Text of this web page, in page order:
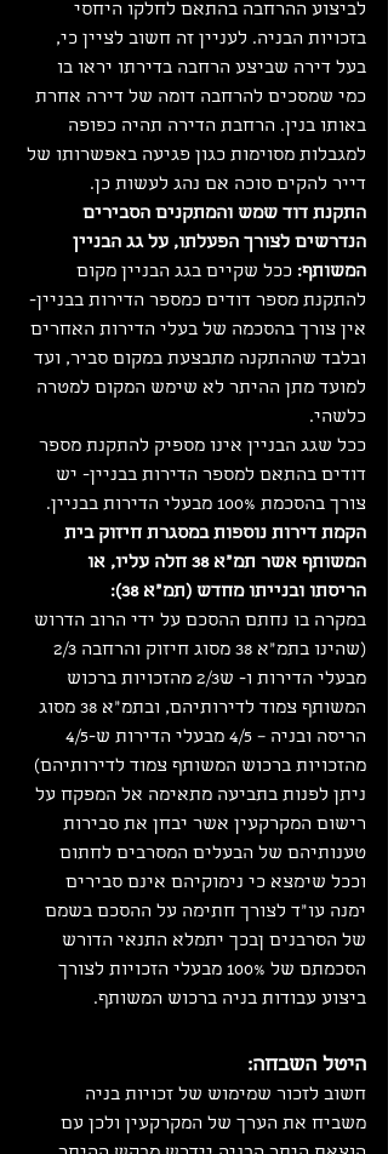
לביצוע ההרחבה בהתאם לחלקו היחסי
בזכויות הבניה. לעניין זה חשוב לציין כי,
בעל דירה שביצע הרחבה בדירתו יראו בו
כמי שמסכים להרחבה דומה של דירה אחרת
באותו בנין. הרחבת הדירה תהיה כפופה
למגבלות מסוימות כגון פגיעה באפשרותו של
דייר להקים סוכה אם נהג לעשות כן.
התקנת דוד שמש והמתקנים הסבירים
הנדרשים לצורך הפעלתו, על גג הבניין
המשותף: ככל שקיים בגג הבניין מקום
להתקנת מספר דודים כמספר הדירות בבניין-
אין צורך בהסכמה של בעלי הדירות האחרים
ובלבד שההתקנה מתבצעת במקום סביר, ועד
למועד מתן ההיתר לא שימש המקום למטרה
כלשהי.
ככל שגג הבניין אינו מספיק להתקנת מספר
דודים בהתאם למספר הדירות בבניין- יש
צורך בהסכמת 100% מבעלי הדירות בבניין.
הקמת דירות נוספות במסגרת חיזוק בית
המשותף אשר תמ"א 38 חלה עליו, או
הריסתו ובנייתו מחדש (תמ"א 38):
במקרה בו נחתם ההסכם על ידי הרוב הדרוש
מבעלי הדירות ו- ש2/3 מהזכויות ברכוש
המשותף צמוד לדירותיהם, ובתמ"א 38 מסוג
מהזכויות ברכוש המשותף צמוד לדירותיהם)
ניתן לפנות בתביעה מתאימה אל המפקח על
רישום המקרקעין אשר יבחן את סבירות
טענותיהם של הבעלים המסרבים לחתום
וככל שימצא כי נימוקיהם אינם סבירים
ימנה עו"ד לצורך חתימה על ההסכם בשמם
של הסרבנים ןבכך יתמלא התנאי הדורש
הסכמתם של 100% מבעלי הזכויות לצורך
ביצוע עבודות בניה ברכוש המשותף.
היטל השבחה:
חשוב לזכור שמימוש של זכויות בניה
משביח את הערך של המקרקעין ולכן עם